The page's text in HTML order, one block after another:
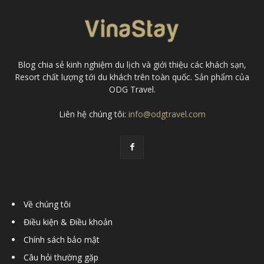
Blog chia sẻ kinh nghiệm du lịch và giới thiệu các khách sạn,
Resort chất lượng tới du khách trên toàn quốc. Sản phẩm của
ODG Travel.
Liên hệ chúng tôi: info@odgtravel.com
Về chúng tôi
Điều kiện & Điều khoản
Chính sách bảo mật
Câu hỏi thường gặp